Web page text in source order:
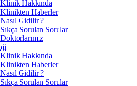
Klinik Hakkında
Klinikten Haberler
Nasıl Gidilir ?
Sıkça Sorulan Sorular
Doktorlarımız
Klinik Hakkında
Klinikten Haberler
Nasıl Gidilir ?
Sıkça Sorulan Sorular